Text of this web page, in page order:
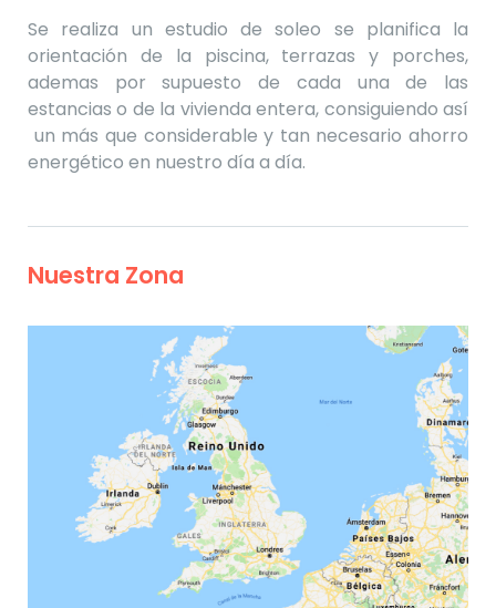
Se realiza un estudio de soleo se planifica la
orientación de la piscina, terrazas y porches,
ademas por supuesto de cada una de las
estancias o de la vivienda entera, consiguiendo así
un más que considerable y tan necesario ahorro
energético en nuestro día a día.
Nuestra Zona